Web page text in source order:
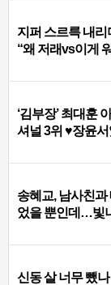
지퍼 스르륵 내
“왜 저래vs이게
‘김부장’ 최대훈
셔널 3위 ♥장윤
송혜교, 남사친
었을 뿐인데…빛
신동 살 너무 뺐